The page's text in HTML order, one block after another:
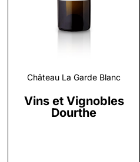
Château La Garde Blanc
Vins et Vignobles
Dourthe